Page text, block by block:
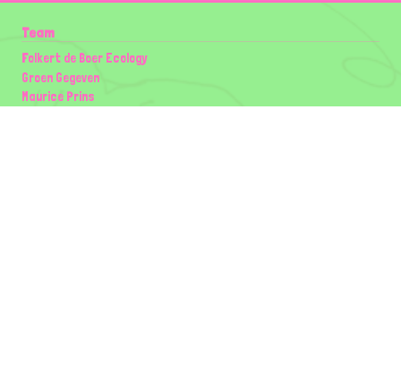
Team
Folkert de Boer Ecology
Groen Gegeven
Maurice Prins